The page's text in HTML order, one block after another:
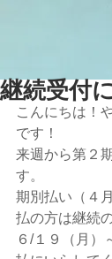
継続受付
こんにちは！
です！
来週から第２
す。
期別払い（４
払の方は継続
６/１９（月）